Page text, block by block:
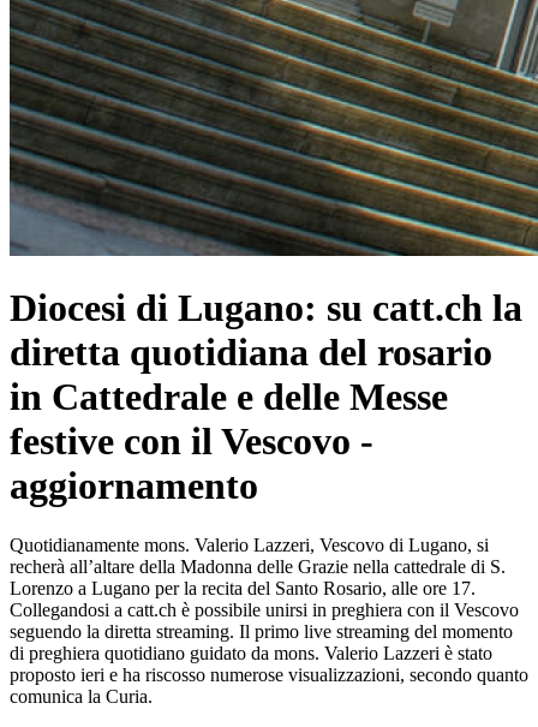
Diocesi di Lugano: su catt.ch la
diretta quotidiana del rosario
in Cattedrale e delle Messe
festive con il Vescovo -
aggiornamento
Quotidianamente mons. Valerio Lazzeri, Vescovo di Lugano, si
recherà all’altare della Madonna delle Grazie nella cattedrale di S.
Lorenzo a Lugano per la recita del Santo Rosario, alle ore 17.
Collegandosi a catt.ch è possibile unirsi in preghiera con il Vescovo
seguendo la diretta streaming. Il primo live streaming del momento
di preghiera quotidiano guidato da mons. Valerio Lazzeri è stato
proposto ieri e ha riscosso numerose visualizzazioni, secondo quanto
comunica la Curia.